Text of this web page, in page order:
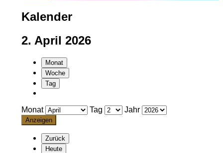
Kalender
2. April 2026
Monat
Woche
Tag
Monat Tag Jahr
Zurück
Heute